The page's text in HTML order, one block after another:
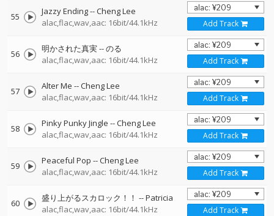
55 Jazzy Ending--Cheng Lee
alac,flac,wav,aac: 16bit/44.1kHz
Add Track
56 明かされた真実--のる
alac,flac,wav,aac: 16bit/44.1kHz
Add Track
57 Alter Me --Cheng Lee
alac,flac,wav,aac: 16bit/44.1kHz
Add Track
58 Pinky Punky Jingle --Cheng Lee
alac,flac,wav,aac: 16bit/44.1kHz
Add Track
59 Peaceful Pop --Cheng Lee
alac,flac,wav,aac: 16bit/44.1kHz
Add Track
60 盛り上がるスカロック！！ --Patricia
alac,flac,wav,aac: 16bit/44.1kHz
Add Track